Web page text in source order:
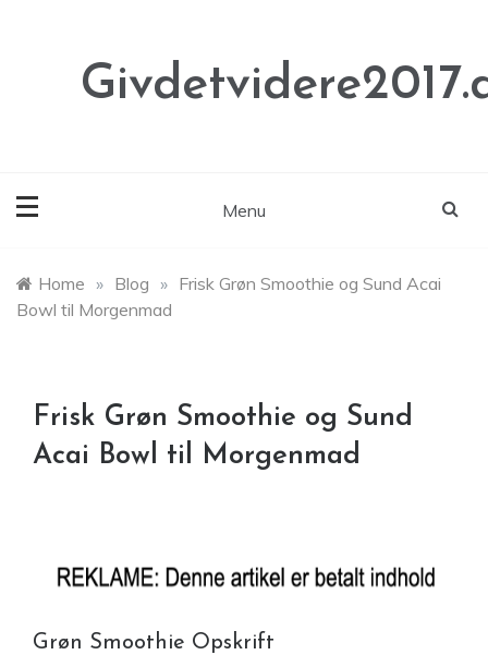
Menu
Home » Blog » Frisk Grøn Smoothie og Sund Acai
Bowl til Morgenmad
Frisk Grøn Smoothie og Sund
Acai Bowl til Morgenmad
Grøn Smoothie Opskrift